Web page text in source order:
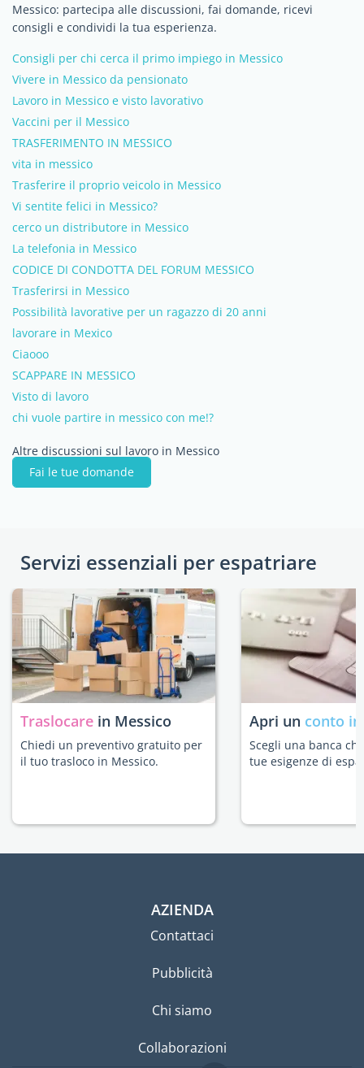
Messico: partecipa alle discussioni, fai domande, ricevi
consigli e condividi la tua esperienza.
Consigli per chi cerca il primo impiego in Messico
Vivere in Messico da pensionato
Lavoro in Messico e visto lavorativo
Vaccini per il Messico
TRASFERIMENTO IN MESSICO
vita in messico
Trasferire il proprio veicolo in Messico
Vi sentite felici in Messico?
cerco un distributore in Messico
La telefonia in Messico
CODICE DI CONDOTTA DEL FORUM MESSICO
Trasferirsi in Messico
Possibilità lavorative per un ragazzo di 20 anni
lavorare in Mexico
Ciaooo
SCAPPARE IN MESSICO
Visto di lavoro
chi vuole partire in messico con me!?
Altre discussioni sul lavoro in Messico
Fai le tue domande
Servizi essenziali per espatriare
Traslocare in Messico
Chiedi un preventivo gratuito per
il tuo trasloco in Messico.
Apri un conto
Scegli una banca
tue esigenze di
AZIENDA
Contattaci
Pubblicità
Chi siamo
Collaborazioni